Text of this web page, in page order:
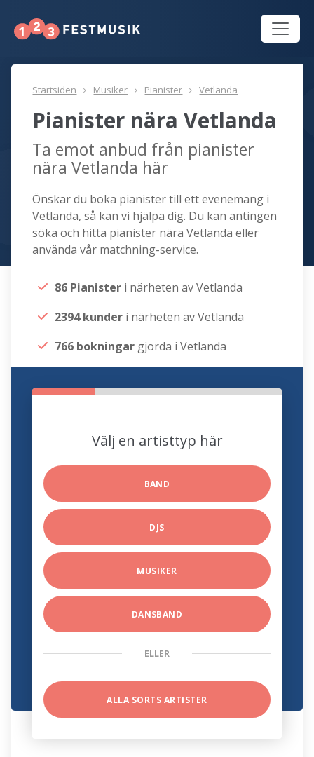
Startsiden Musiker Pianister Vetlanda
Pianister nära Vetlanda
Ta emot anbud från pianister
nära Vetlanda här
Önskar du boka pianister till ett evenemang i
Vetlanda, så kan vi hjälpa dig. Du kan antingen
söka och hitta pianister nära Vetlanda eller
använda vår matchning-service.
86 Pianister i närheten av Vetlanda
2394 kunder i närheten av Vetlanda
766 bokningar gjorda i Vetlanda
Välj en artisttyp här
BAND
DJS
MUSIKER
DANSBAND
ELLER
ALLA SORTS ARTISTER